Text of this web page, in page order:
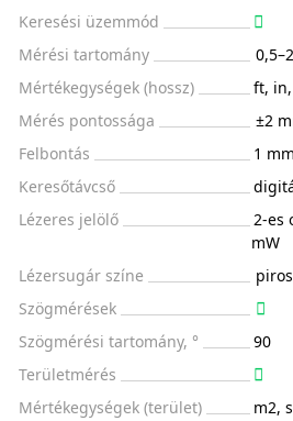
Keresési üzemmód
Mérési tartomány
Mértékegységek (hossz)
ft,
Mérés pontossága
±2
Felbontás
1 mm
Keresőtávcső
Lézeres jelölő
2-es
mW
Lézersugár színe
piros
Szögmérések
Szögmérési tartomány, °
90
Területmérés
Mértékegységek (terület)
m2,